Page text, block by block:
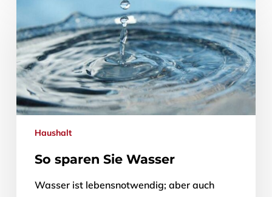
Haushalt
So sparen Sie Wasser
Wasser ist lebensnotwendig; aber auch